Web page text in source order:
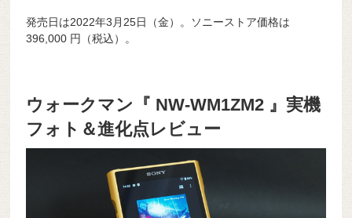
発売日は2022年3月25日（金）。ソニーストア価格は
396,000 円（税込）。
ウォークマン『 NW-WM1ZM2 』実機
フォト＆進化点レビュー